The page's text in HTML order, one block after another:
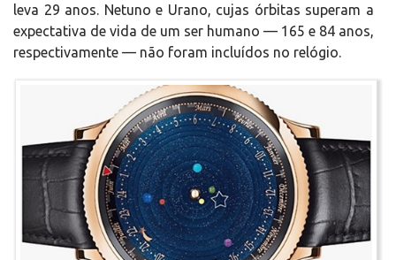
leva 29 anos. Netuno e Urano, cujas órbitas superam a
expectativa de vida de um ser humano — 165 e 84 anos,
respectivamente — não foram incluídos no relógio.